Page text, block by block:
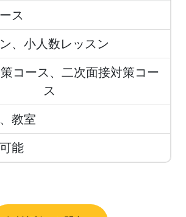
ス
、小人数レッスン
コース、二次面接対策コー
ス
教室
能